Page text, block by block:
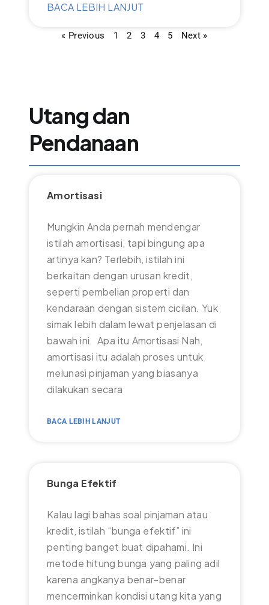
BACA LEBIH LANJUT
« Previous 1 2 3 4 5 Next »
Utang dan
Pendanaan
Amortisasi
Mungkin Anda pernah mendengar
istilah amortisasi, tapi bingung apa
artinya kan? Terlebih, istilah ini
berkaitan dengan urusan kredit,
seperti pembelian properti dan
kendaraan dengan sistem cicilan. Yuk
simak lebih dalam lewat penjelasan di
bawah ini. Apa itu Amortisasi Nah,
amortisasi itu adalah proses untuk
melunasi pinjaman yang biasanya
dilakukan secara
BACA LEBIH LANJUT
Bunga Efektif
Kalau lagi bahas soal pinjaman atau
kredit, istilah “bunga efektif” ini
penting banget buat dipahami. Ini
metode hitung bunga yang paling adil
karena angkanya benar-benar
mencerminkan kondisi utang kita yang